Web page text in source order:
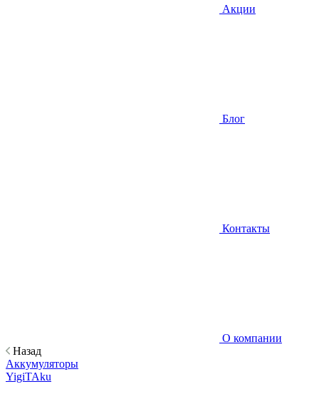
Акции
Блог
Контакты
О компании
Назад
Аккумуляторы
YigiTAku